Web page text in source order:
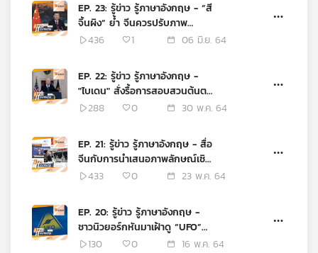
เครือ
แผนที่
เครือ
EP. 23: รู้ข่าว รู้ภาษาอังกฤษ - “สี
จิ้นผิง” ย้ำ จีนควรปรับภาพ
ลักษณ์ ให้ดูน่ารัก น่าเชื่อถือต่อ
436 1 06 มิ.ย. 64
EP. 22: รู้ข่าว รู้ภาษาอังกฤษ -
"ไบเดน" สั่งรื้อการสอบสวนต้นตอ
โควิด-19 สะเทือนความขัดแย้ง
288 0 30 พ.ค. 64
EP. 21: รู้ข่าว รู้ภาษาอังกฤษ - สื่อ
จีนกับการนำเสนอภาพลักษณ์เชิง
บวก ในช่วงการระบาดโควิด-19
433 0 23 พ.ค. 64
EP. 20: รู้ข่าว รู้ภาษาอังกฤษ -
ชาวนิวยอร์กหันมาเฝ้าดู “UFO”
มากขึ้น ในช่วงโควิด-19 ระบาด
130 0 16 พ.ค. 64